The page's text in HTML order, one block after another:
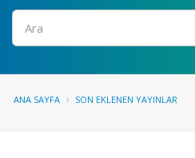
Ara
ANA SAYFA SON EKLENEN YAYINLAR